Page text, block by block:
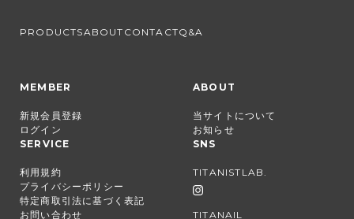
PRODUCTSABOUT CONTACTQ&A
MEMBER
新規会員登録
ログイン
ABOUT
当サイトについて
お知らせ
SERVICE
利用規約
プライバシーポリシー
特定商取引法に基づく表記
お問い合わせ
SNS
TITANISTLAB.
TITANAIL